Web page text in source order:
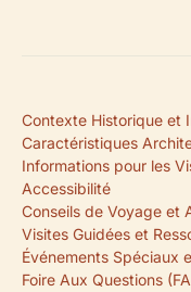
Contexte Historique et
Caractéristiques
Informations pour les
Accessibilité
Conseils de Voyage et
Visites Guidées et
Événements Spéciaux
Foire Aux Questions